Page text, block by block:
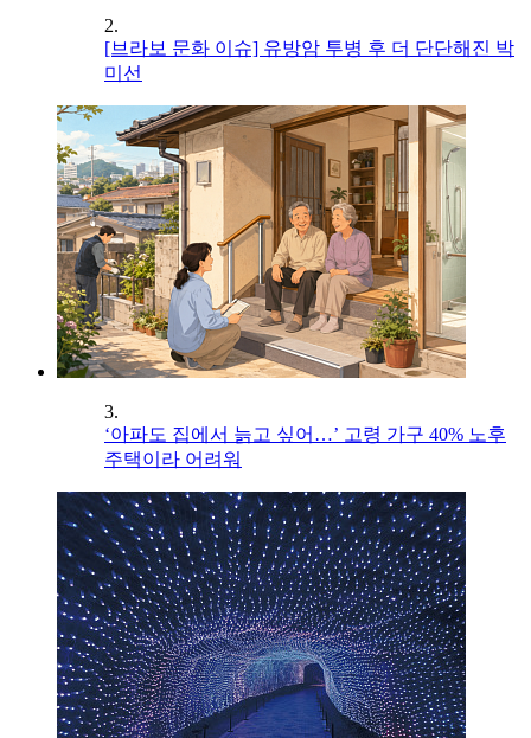
2.
[브라보 문화 이슈] 유방암 투병 후 더 단단해진 박
미선
3.
‘아파도 집에서 늙고 싶어…’ 고령 가구 40% 노후
주택이라 어려워